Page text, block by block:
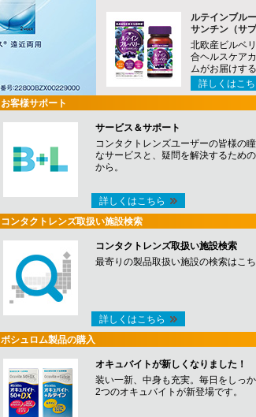
ルテインブル
サンチン（サ
北欧産ビルベ
合ヘルスケア
ムがお届けす
詳しくはこち
お客様サポート
サービス＆サポート
コンタクトレンズユーザーの皆様の
なサービスと、疑問を解決するため
から。
詳しくはこちら
コンタクトレンズ取扱い施設検索
コンタクトレンズ取扱い施設検索
最寄りの製品取扱い施設の検索はこち
詳しくはこちら
ボシュロム製品の購入
オキュバイトが新しくなりました！
装い一新、中身も充実。毎日をしっ
2つのオキュバイトが新登場です。